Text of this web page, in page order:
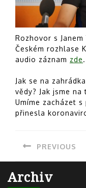
Rozhovor s
Českém rozhlase
audio záznam zde.
Jak se na
vědy? Jak jsme
Umíme zacházet
přinesla
PREVIOUS
post:
Archiv